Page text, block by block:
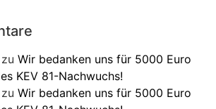
zu Wir bedanken uns für 5000 Euro
KEV 81-Nachwuchs!
zu Wir bedanken uns für 5000 Euro